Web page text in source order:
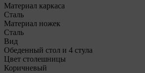
Материал каркаса
Сталь
Материал ножек
Сталь
Вид
Обеденный стол и 4 стула
Цвет столешницы
Коричневый